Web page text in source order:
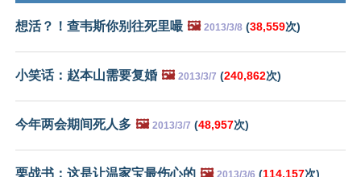
想活？！查韦斯你别往死里嘬 🖼️ 2013/3/8 (38,559次)
小笑话：赵本山需要复婚 🖼️ 2013/3/7 (240,862次)
今年两会期间死人多 🖼️ 2013/3/7 (48,957次)
栗战书：这是让温家宝最伤心的 🖼️ 2013/3/6 (114,157次)